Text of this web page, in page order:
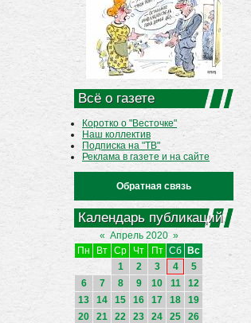
Всё о газете
Коротко о "Весточке"
Наш коллектив
Подписка на "ТВ"
Реклама в газете и на сайте
Обратная связь
Календарь публикаций
« Апрель 2020 »
Пн
Вт Ср Чт Пт Сб
Вс
1
2 3 4
5
6
7 8 9 10 11
12
13
14 15 16 17 18
19
20
21 22 23 24 25
26